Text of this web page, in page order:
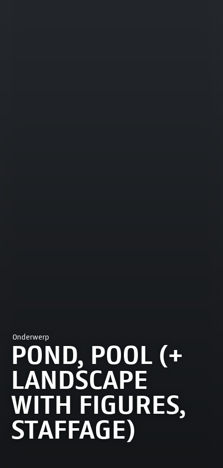
Onderwerp
POND, POOL (+
LANDSCAPE
WITH FIGURES,
STAFFAGE)